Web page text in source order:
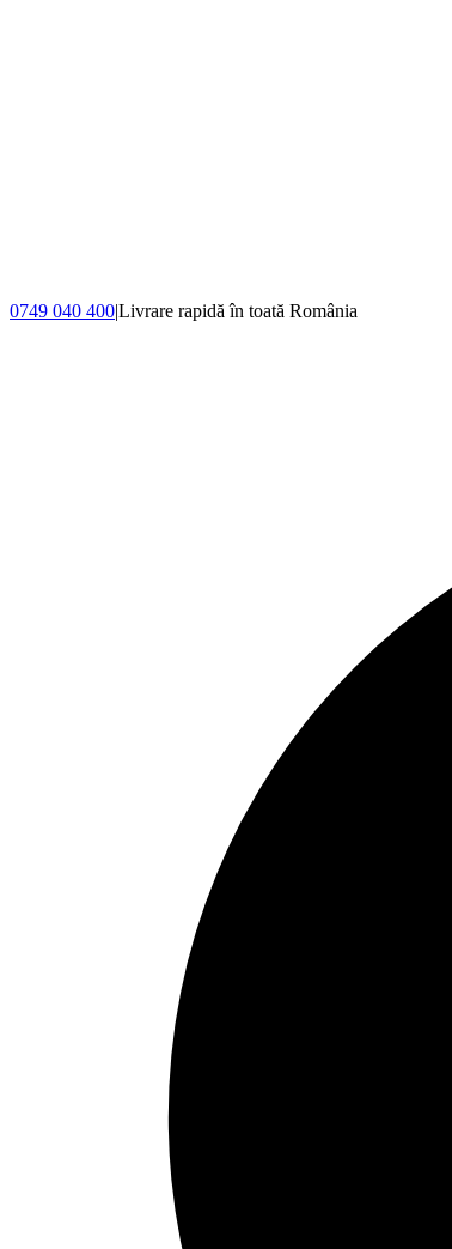
0749 040 400|Livrare rapidă în toată România